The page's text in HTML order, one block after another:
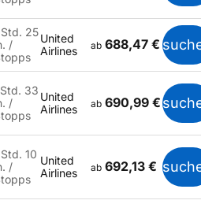
25
/
United
Airlines
ab 688,47 €
33
/
United
Airlines
ab 690,99 €
10
/
United
Airlines
ab 692,13 €